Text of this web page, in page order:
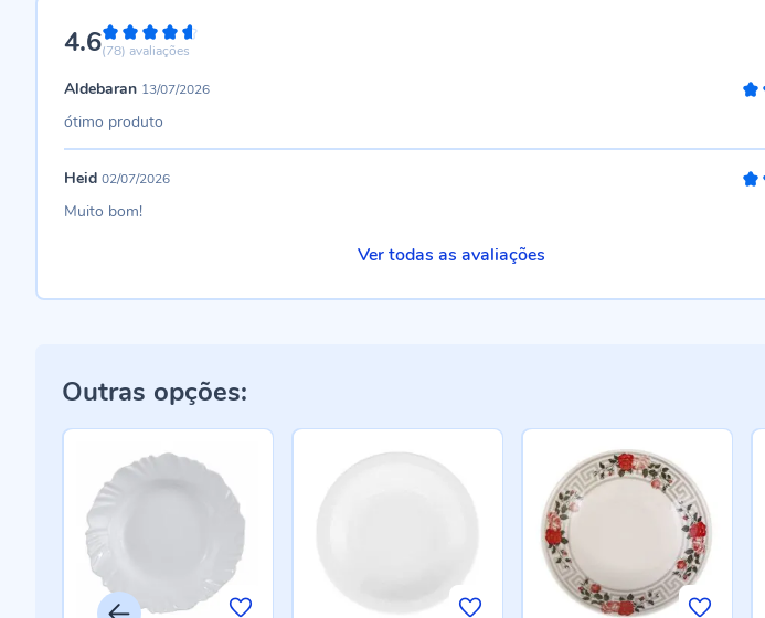
4.692%
(78) avaliações
Aldebaran 13/07/2026
ótimo produto
Heid 02/07/2026
Muito bom!
Ver todas as avaliações
Outras opções: